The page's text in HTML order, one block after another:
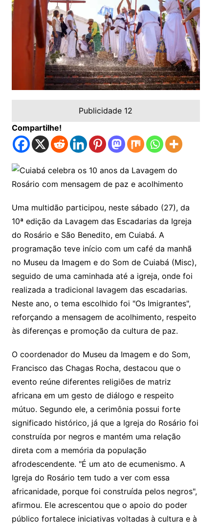
Publicidade 12
Compartilhe!
Uma multidão participou, neste sábado (27), da
10ª edição da Lavagem das Escadarias da Igreja
do Rosário e São Benedito, em Cuiabá. A
programação teve início com um café da manhã
no Museu da Imagem e do Som de Cuiabá (Misc),
seguido de uma caminhada até a igreja, onde foi
realizada a tradicional lavagem das escadarias.
Neste ano, o tema escolhido foi "Os Imigrantes",
reforçando a mensagem de acolhimento, respeito
às diferenças e promoção da cultura de paz.
O coordenador do Museu da Imagem e do Som,
Francisco das Chagas Rocha, destacou que o
evento reúne diferentes religiões de matriz
africana em um gesto de diálogo e respeito
mútuo. Segundo ele, a cerimônia possui forte
significado histórico, já que a Igreja do Rosário foi
construída por negros e mantém uma relação
direta com a memória da população
afrodescendente. "É um ato de ecumenismo. A
Igreja do Rosário tem tudo a ver com essa
africanidade, porque foi construída pelos negros",
afirmou. Ele acrescentou que o apoio do poder
público fortalece iniciativas voltadas à cultura e à